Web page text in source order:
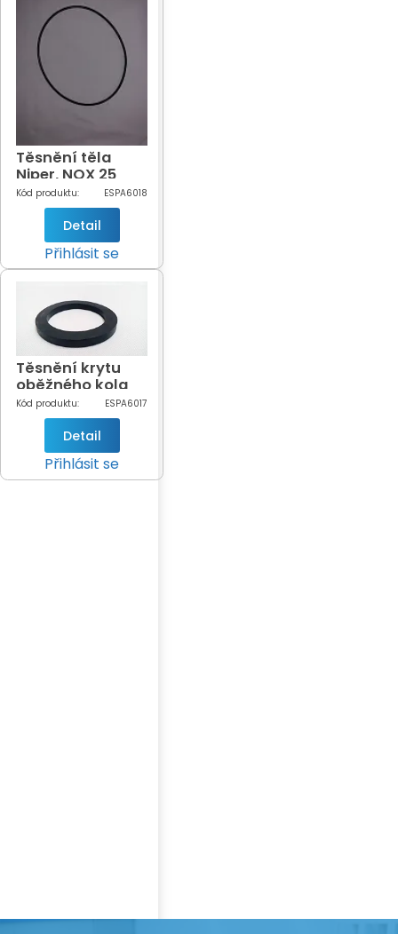
Těsnění těla
Niper, NOX 25
Kód produktu: ESPA6018
Detail
Přihlásit se
Těsnění krytu
oběžného kola
NIPER, NOX 25
Kód produktu: ESPA6017
Detail
Přihlásit se